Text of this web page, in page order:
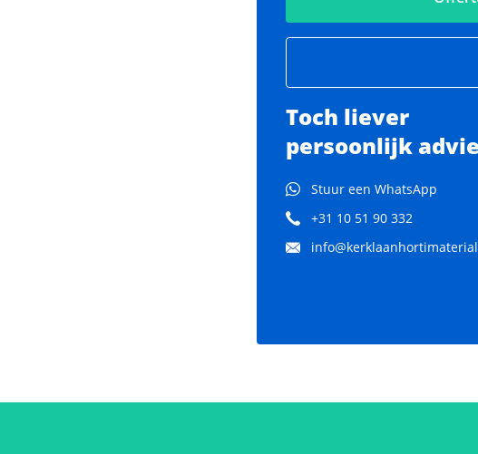
Toch liever
persoonlijk
Stuur een WhatsApp
+31 10 51 90 332